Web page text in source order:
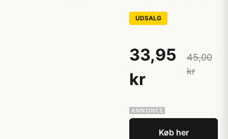
UDSALG
33,95
kr
45,00
kr
Køb her